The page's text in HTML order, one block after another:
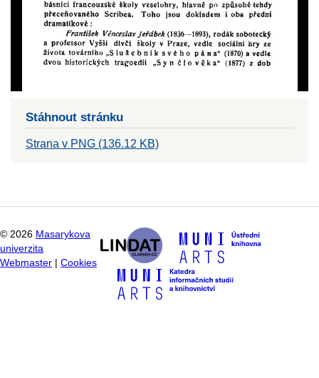
Stáhnout stránku
Strana v PNG (136.12 KB)
© 2026 Masarykova
univerzita
Webmaster
Cookies